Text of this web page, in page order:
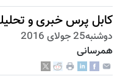
کابل پرس خبری و
دوشنبه25 جولای 2016
همرسانی